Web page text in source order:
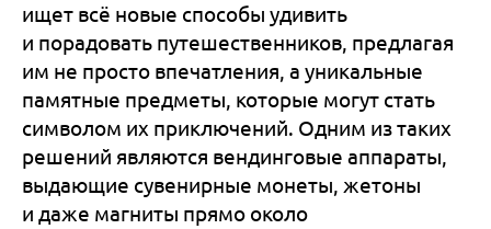
ищет всё новые способы удивить
и порадовать путешественников, предлагая
им не просто впечатления, а уникальные
памятные предметы, которые могут стать
символом их приключений. Одним из таких
решений являются вендинговые аппараты,
выдающие сувенирные монеты, жетоны
и даже магниты прямо около